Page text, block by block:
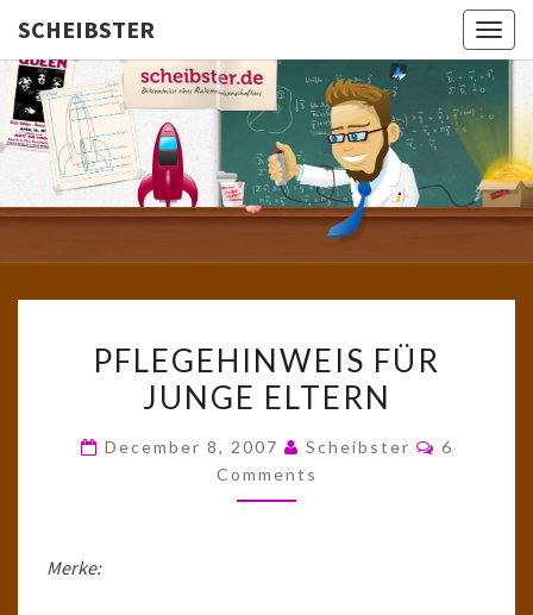
SCHEIBSTER
Gutbürgerliche
Reime Und
Mehr! In
Blogform.
School!
FÜR
JUNGE
PFLEGEHINWEIS FÜR
JUNGE ELTERN
December 8, 2007 Scheibster
6
Comments
Merke: